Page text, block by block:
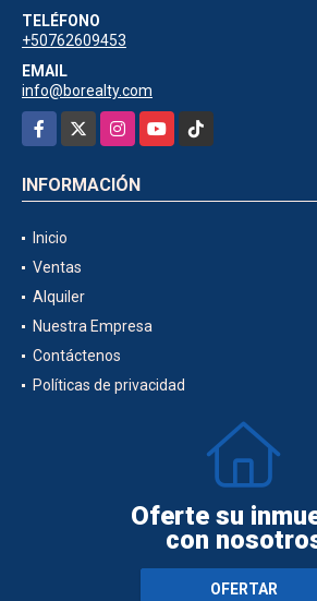
TELÉFONO
+50762609453
EMAIL
info@borealty.com
Facebook
InstagramYouTubeTikTok
INFORMACIÓN
Inicio
Ventas
Alquiler
Nuestra Empresa
Contáctenos
Políticas de privacidad
Oferte su
con
OFERTAR